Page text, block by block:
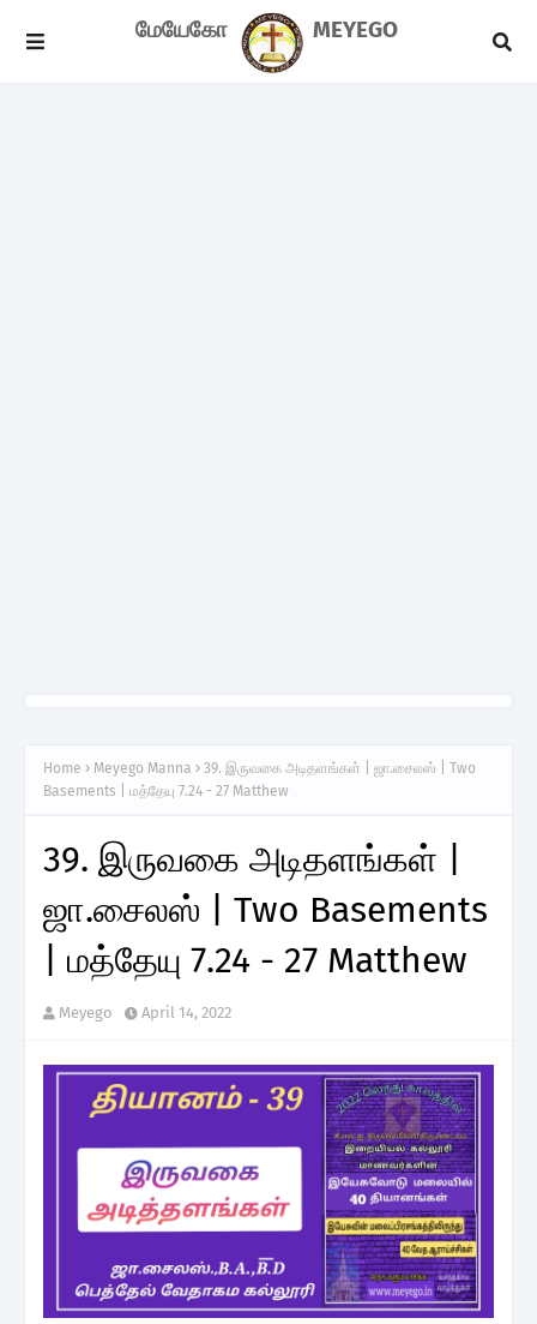
மேயேகோ MEYEGO
Home Meyego Manna
39. இருவகை அடிதளங்கள் | ஜா.சைலஸ் | Two
Basements | மத்தேயு 7.24 - 27 Matthew
39. இருவகை அடிதளங்கள் |
ஜா.சைலஸ் | Two Basements
| மத்தேயு 7.24 - 27 Matthew
Meyego April 14, 2022